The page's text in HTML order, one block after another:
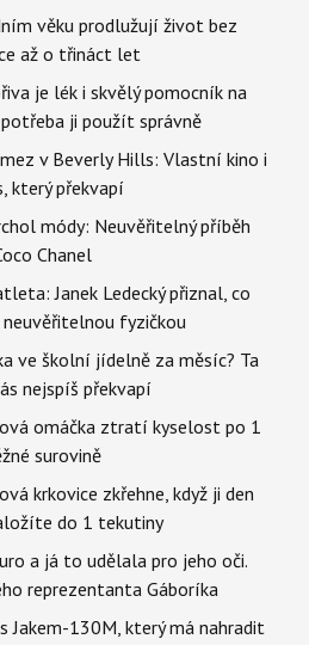
věku prodlužují život bez
až o třináct let
je lék i skvělý pomocník na
ji použít správně
v Beverly Hills: Vlastní kino i
který překvapí
módy: Neuvěřitelný příběh
Chanel
Janek Ledecký přiznal, co
fyzičkou
ve školní jídelně za měsíc? Ta
nejspíš překvapí
omáčka ztratí kyselost po 1
surovině
krkovice zkřehne, když ji den
do 1 tekutiny
a já to udělala pro jeho oči.
reprezentanta Gáboríka
Jakem-130M, který má nahradit